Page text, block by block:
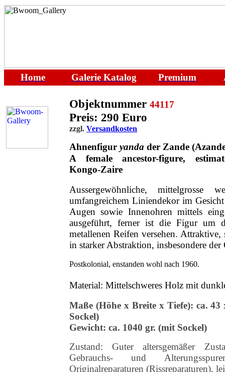
Home Galerie Katalog Premium
Objektnummer 44117
Preis: 290 Euro
zzgl. Versandkosten
Ahnenfigur yanda der Zande
A female ancestor-figure,
Kongo-Zaire
Aussergewöhnliche, mittelgrosse
umfangreichem Liniendekor im
Augen sowie Innenohren mittels
ausgeführt, ferner ist die Figur um
metallenen Reifen versehen. Attraktive,
in starker Abstraktion, insbesondere der
Postkolonial, enstanden wohl nach 1960.
Material: Mittelschweres Holz mit
Maße (Höhe x Breite x Tiefe): ca. 43
Sockel)
Gewicht: ca. 1040 gr. (mit Sockel)
Zustand: Guter altersgemäßer
Gebrauchs- und
Originalreparaturen (Rissreparaturen),